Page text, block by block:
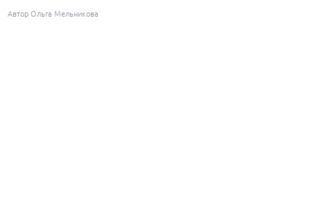
Автор Ольга Мельникова